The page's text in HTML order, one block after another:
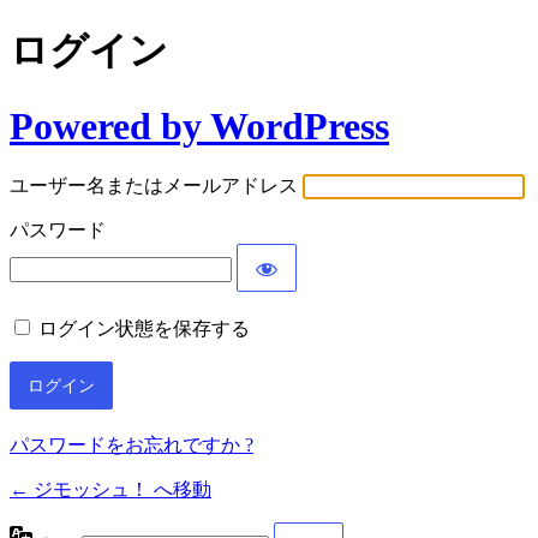
ログイン
Powered by WordPress
ユーザー名またはメールアドレス
パスワード
ログイン状態を保存する
パスワードをお忘れですか ?
← ジモッシュ！ へ移動